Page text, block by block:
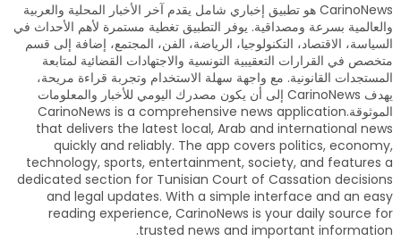
CarinoNews هو تطبيق إخباري شامل يقدم آخر الأخبار المحلية والعربية
والعالمية بسرعة ومصداقية. يوفر التطبيق تغطية مستمرة لأهم الأحداث في
السياسة، الاقتصاد، التكنولوجيا، الرياضة، الفن، المجتمع، إضافة إلى قسم
متخصص في القرارات التعقيبية التونسية والاجتهادات القضائية لمتابعة
المستجدات القانونية. مع واجهة سهلة الاستخدام وتجربة قراءة مريحة،
يهدف CarinoNews إلى أن يكون مصدرك اليومي للأخبار والمعلومات
الموثوقة.CarinoNews is a comprehensive news application
that delivers the latest local, Arab and international news
quickly and reliably. The app covers politics, economy,
technology, sports, entertainment, society, and features a
dedicated section for Tunisian Court of Cassation decisions
and legal updates. With a simple interface and an easy
reading experience, CarinoNews is your daily source for
trusted news and important information.